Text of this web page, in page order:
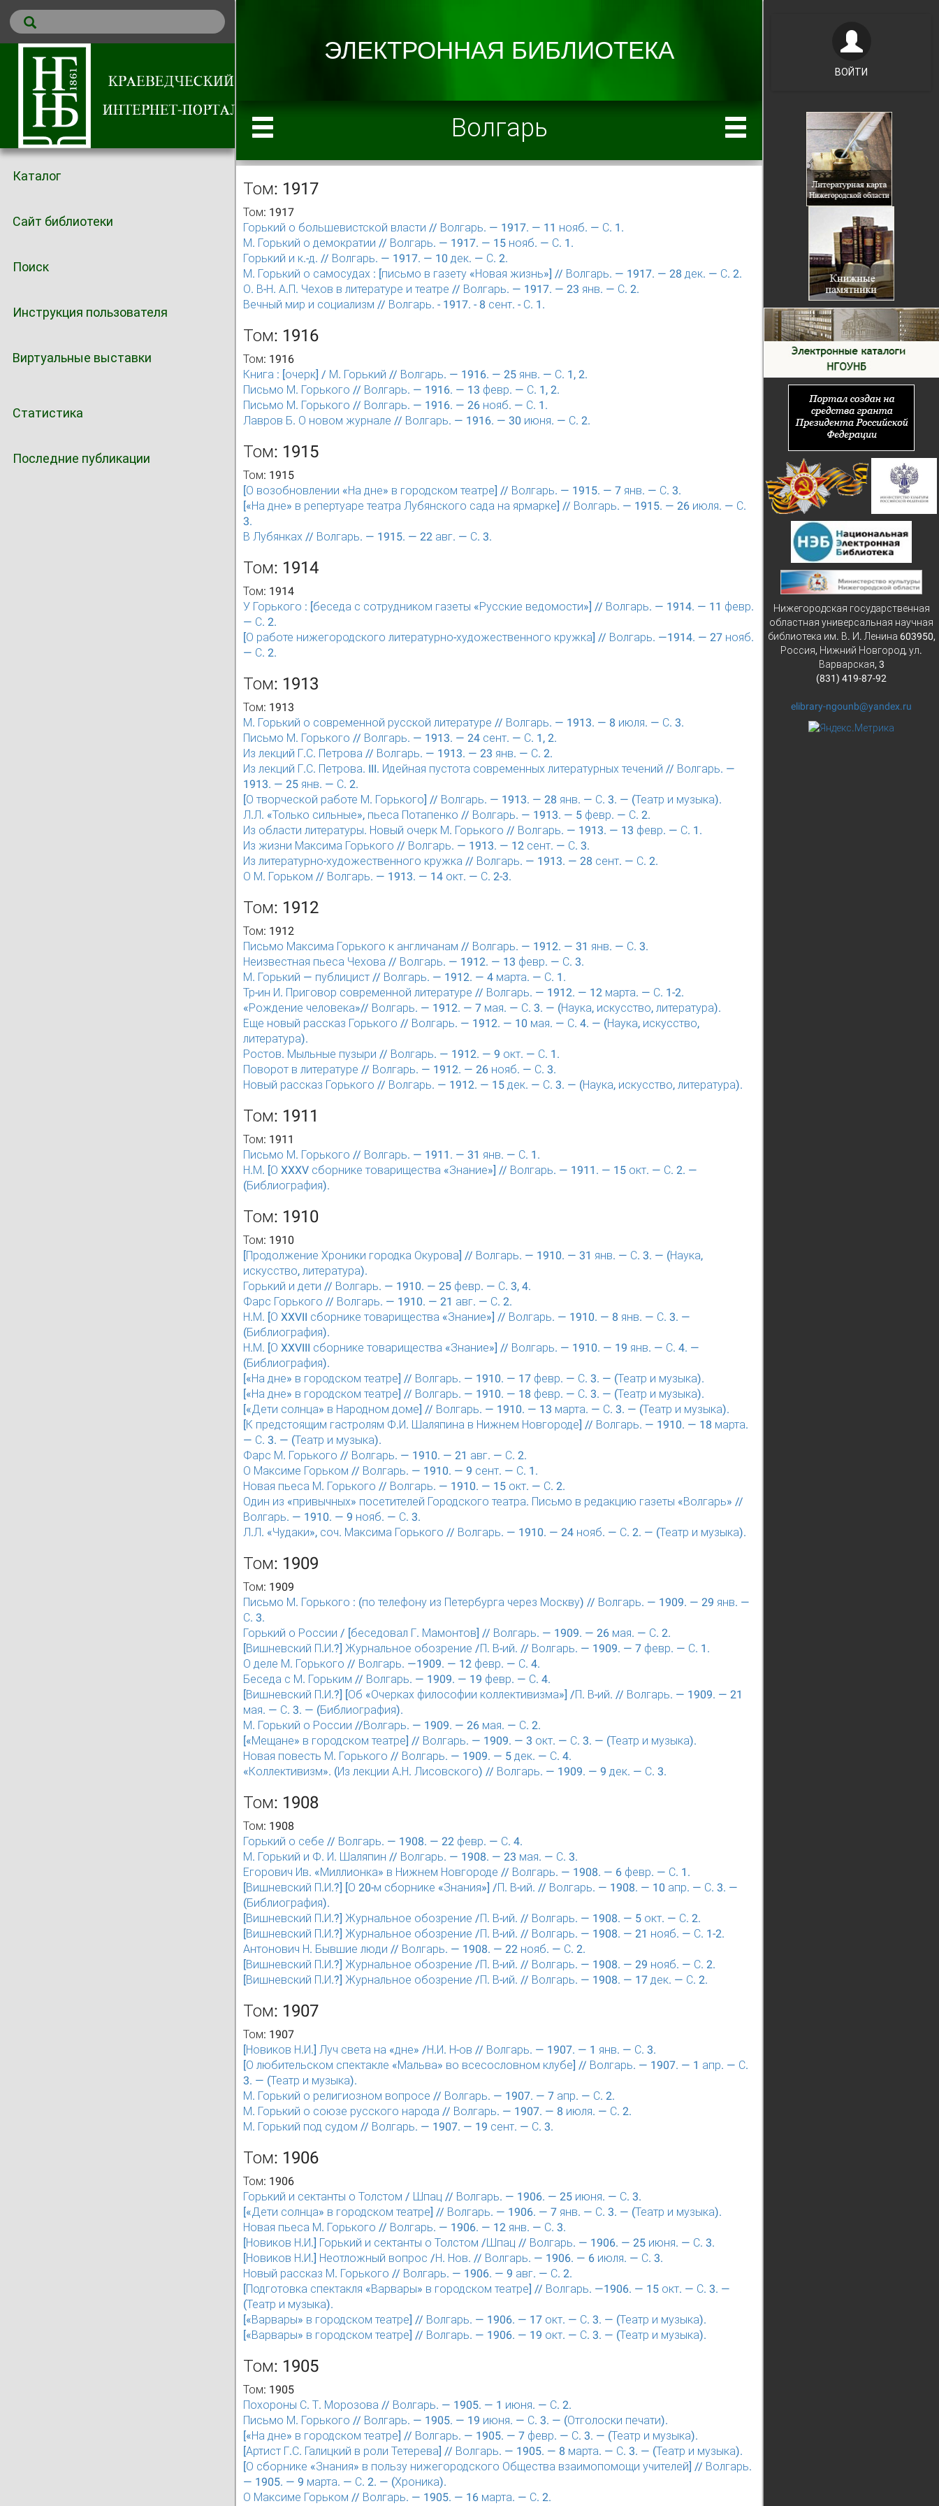
Каталог
Сайт библиотеки
Поиск
Инструкция пользователя
Виртуальные выставки
Статистика
Последние публикации
Волгарь
Том: 1917
Том: 1917
Горький о большевистской власти // Волгарь. — 1917. — 11 нояб. — С. 1.
М. Горький о демократии // Волгарь. — 1917. — 15 нояб. — С. 1.
Горький и к.-д. // Волгарь. — 1917. — 10 дек. — С. 2.
М. Горький о самосудах : [письмо в газету «Новая жизнь»] // Волгарь. — 1917. — 28 дек. — С. 2.
О. В-Н. А.П. Чехов в литературе и театре // Волгарь. — 1917. — 23 янв. — С. 2.
Вечный мир и социализм // Волгарь. - 1917. - 8 сент. - С. 1.
Том: 1916
Том: 1916
Книга : [очерк] / М. Горький // Волгарь. — 1916. — 25 янв. — С. 1, 2.
Письмо М. Горького // Волгарь. — 1916. — 13 февр. — С. 1, 2.
Письмо М. Горького // Волгарь. — 1916. — 26 нояб. — С. 1.
Лавров Б. О новом журнале // Волгарь. — 1916. — 30 июня. — С. 2.
Том: 1915
Том: 1915
[О возобновлении «На дне» в городском театре] // Волгарь. — 1915. — 7 янв. — С. 3.
[«На дне» в репертуаре театра Лубянского сада на ярмарке] // Волгарь. — 1915. — 26 июля. — С.
3.
В Лубянках // Волгарь. — 1915. — 22 авг. — С. 3.
Том: 1914
Том: 1914
У Горького : [беседа с сотрудником газеты «Русские ведомости»] // Волгарь. — 1914. — 11 февр.
— С. 2.
[О работе нижегородского литературно-художественного кружка] // Волгарь. —1914. — 27 нояб.
— С. 2.
Том: 1913
Том: 1913
М. Горький о современной русской литературе // Волгарь. — 1913. — 8 июля. — С. 3.
Письмо М. Горького // Волгарь. — 1913. — 24 сент. — С. 1, 2.
Из лекций Г.С. Петрова // Волгарь. — 1913. — 23 янв. — С. 2.
Из лекций Г.С. Петрова. III. Идейная пустота современных литературных течений // Волгарь. —
1913. — 25 янв. — С. 2.
[О творческой работе М. Горького] // Волгарь. — 1913. — 28 янв. — С. 3. — (Театр и музыка).
Л.Л. «Только сильные», пьеса Потапенко // Волгарь. — 1913. — 5 февр. — С. 2.
Из области литературы. Новый очерк М. Горького // Волгарь. — 1913. — 13 февр. — С. 1.
Из жизни Максима Горького // Волгарь. — 1913. — 12 сент. — С. 3.
Из литературно-художественного кружка // Волгарь. — 1913. — 28 сент. — С. 2.
О М. Горьком // Волгарь. — 1913. — 14 окт. — С. 2-3.
Том: 1912
Том: 1912
Письмо Максима Горького к англичанам // Волгарь. — 1912. — 31 янв. — С. 3.
Неизвестная пьеса Чехова // Волгарь. — 1912. — 13 февр. — С. 3.
М. Горький — публицист // Волгарь. — 1912. — 4 марта. — С. 1.
Тр-ин И. Приговор современной литературе // Волгарь. — 1912. — 12 марта. — С. 1-2.
«Рождение человека»// Волгарь. — 1912. — 7 мая. — С. 3. — (Наука, искусство, литература).
Еще новый рассказ Горького // Волгарь. — 1912. — 10 мая. — С. 4. — (Наука, искусство,
литература).
Ростов. Мыльные пузыри // Волгарь. — 1912. — 9 окт. — С. 1.
Поворот в литературе // Волгарь. — 1912. — 26 нояб. — С. 3.
Новый рассказ Горького // Волгарь. — 1912. — 15 дек. — С. 3. — (Наука, искусство, литература).
Том: 1911
Том: 1911
Письмо М. Горького // Волгарь. — 1911. — 31 янв. — С. 1.
Н.М. [О XXXV сборнике товарищества «Знание»] // Волгарь. — 1911. — 15 окт. — С. 2. —
(Библиография).
Том: 1910
Том: 1910
[Продолжение Хроники городка Окурова] // Волгарь. — 1910. — 31 янв. — С. 3. — (Наука,
искусство, литература).
Горький и дети // Волгарь. — 1910. — 25 февр. — С. 3, 4.
Фарс Горького // Волгарь. — 1910. — 21 авг. — С. 2.
Н.М. [О XXVII сборнике товарищества «Знание»] // Волгарь. — 1910. — 8 янв. — С. 3. —
(Библиография).
Н.М. [О XXVIII сборнике товарищества «Знание»] // Волгарь. — 1910. — 19 янв. — С. 4. —
(Библиография).
[«На дне» в городском театре] // Волгарь. — 1910. — 17 февр. — С. 3. — (Театр и музыка).
[«На дне» в городском театре] // Волгарь. — 1910. — 18 февр. — С. 3. — (Театр и музыка).
[«Дети солнца» в Народном доме] // Волгарь. — 1910. — 13 марта. — С. 3. — (Театр и музыка).
[К предстоящим гастролям Ф.И. Шаляпина в Нижнем Новгороде] // Волгарь. — 1910. — 18 марта.
— С. 3. — (Театр и музыка).
Фарс М. Горького // Волгарь. — 1910. — 21 авг. — С. 2.
О Максиме Горьком // Волгарь. — 1910. — 9 сент. — С. 1.
Новая пьеса М. Горького // Волгарь. — 1910. — 15 окт. — С. 2.
Один из «привычных» посетителей Городского театра. Письмо в редакцию газеты «Волгарь» //
Волгарь. — 1910. — 9 нояб. — С. 3.
Л.Л. «Чудаки», соч. Максима Горького // Волгарь. — 1910. — 24 нояб. — С. 2. — (Театр и музыка).
Том: 1909
Том: 1909
Письмо М. Горького : (по телефону из Петербурга через Москву) // Волгарь. — 1909. — 29 янв. —
С. 3.
Горький о России / [беседовал Г. Мамонтов] // Волгарь. — 1909. — 26 мая. — С. 2.
[Вишневский П.И.?] Журнальное обозрение /П. В-ий. // Волгарь. — 1909. — 7 февр. — С. 1.
О деле М. Горького // Волгарь. —1909. — 12 февр. — С. 4.
Беседа с М. Горьким // Волгарь. — 1909. — 19 февр. — С. 4.
[Вишневский П.И.?] [Об «Очерках философии коллективизма»] /П. В-ий. // Волгарь. — 1909. — 21
мая. — С. 3. — (Библиография).
М. Горький о России //Волгарь. — 1909. — 26 мая. — С. 2.
[«Мещане» в городском театре] // Волгарь. — 1909. — 3 окт. — С. 3. — (Театр и музыка).
Новая повесть М. Горького // Волгарь. — 1909. — 5 дек. — С. 4.
«Коллективизм». (Из лекции А.Н. Лисовского) // Волгарь. — 1909. — 9 дек. — С. 3.
Том: 1908
Том: 1908
Горький о себе // Волгарь. — 1908. — 22 февр. — С. 4.
М. Горький и Ф. И. Шаляпин // Волгарь. — 1908. — 23 мая. — С. 3.
Егорович Ив. «Миллионка» в Нижнем Новгороде // Волгарь. — 1908. — 6 февр. — С. 1.
[Вишневский П.И.?] [О 20-м сборнике «Знания»] /П. В-ий. // Волгарь. — 1908. — 10 апр. — С. 3. —
(Библиография).
[Вишневский П.И.?] Журнальное обозрение /П. В-ий. // Волгарь. — 1908. — 5 окт. — С. 2.
[Вишневский П.И.?] Журнальное обозрение /П. В-ий. // Волгарь. — 1908. — 21 нояб. — С. 1-2.
Антонович Н. Бывшие люди // Волгарь. — 1908. — 22 нояб. — С. 2.
[Вишневский П.И.?] Журнальное обозрение /П. В-ий. // Волгарь. — 1908. — 29 нояб. — С. 2.
[Вишневский П.И.?] Журнальное обозрение /П. В-ий. // Волгарь. — 1908. — 17 дек. — С. 2.
Том: 1907
Том: 1907
[Новиков Н.И.] Луч света на «дне» /Н.И. Н-ов // Волгарь. — 1907. — 1 янв. — С. 3.
[О любительском спектакле «Мальва» во всесословном клубе] // Волгарь. — 1907. — 1 апр. — С.
3. — (Театр и музыка).
М. Горький о религиозном вопросе // Волгарь. — 1907. — 7 апр. — С. 2.
М. Горький о союзе русского народа // Волгарь. — 1907. — 8 июля. — С. 2.
М. Горький под судом // Волгарь. — 1907. — 19 сент. — С. 3.
Том: 1906
Том: 1906
Горький и сектанты о Толстом / Шпац // Волгарь. — 1906. — 25 июня. — С. 3.
[«Дети солнца» в городском театре] // Волгарь. — 1906. — 7 янв. — С. 3. — (Театр и музыка).
Новая пьеса М. Горького // Волгарь. — 1906. — 12 янв. — С. 3.
[Новиков Н.И.] Горький и сектанты о Толстом /Шпац // Волгарь. — 1906. — 25 июня. — С. 3.
[Новиков Н.И.] Неотложный вопрос /Н. Нов. // Волгарь. — 1906. — 6 июля. — С. 3.
Новый рассказ М. Горького // Волгарь. — 1906. — 9 авг. — С. 2.
[Подготовка спектакля «Варвары» в городском театре] // Волгарь. —1906. — 15 окт. — С. 3. —
(Театр и музыка).
[«Варвары» в городском театре] // Волгарь. — 1906. — 17 окт. — С. 3. — (Театр и музыка).
[«Варвары» в городском театре] // Волгарь. — 1906. — 19 окт. — С. 3. — (Театр и музыка).
Том: 1905
Том: 1905
Похороны С. Т. Морозова // Волгарь. — 1905. — 1 июня. — С. 2.
Письмо М. Горького // Волгарь. — 1905. — 19 июня. — С. 3. — (Отголоски печати).
[«На дне» в городском театре] // Волгарь. — 1905. — 7 февр. — С. 3. — (Театр и музыка).
[Артист Г.С. Галицкий в роли Тетерева] // Волгарь. — 1905. — 8 марта. — С. 3. — (Театр и музыка).
[О сборнике «Знания» в пользу нижегородского Общества взаимопомощи учителей] // Волгарь.
— 1905. — 9 марта. — С. 2. — (Хроника).
О Максиме Горьком // Волгарь. — 1905. — 16 марта. — С. 2.
ВОЙТИ
Нижегородская государственная
областная универсальная научная
библиотека им. В. И. Ленина 603950,
Россия, Нижний Новгород, ул.
Варварская, 3
(831) 419-87-92
elibrary-ngounb@yandex.ru